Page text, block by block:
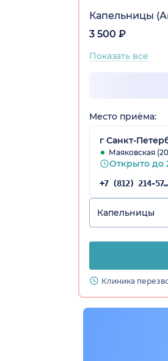
Капельницы
3 500 ₽
Показать все
Место приёма:
г Санкт-
Маяковская
Открыто до
+7 (812) 214-57-22
Капельницы
Клиника